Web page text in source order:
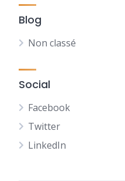
Blog
Non classé
Social
Facebook
Twitter
LinkedIn